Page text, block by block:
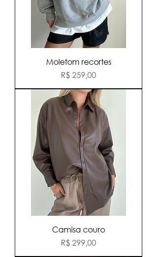
Moletom recortes
Preço
R$ 259,00
Camisa couro
Preço
R$ 299,00